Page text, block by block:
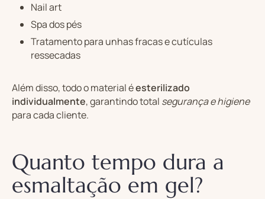
Nail art
Spa dos pés
Tratamento para unhas fracas e cutículas
ressecadas
Além disso, todo o material éesterilizado
individualmente, garantindo total segurança e higiene
para cada cliente.
Quanto tempo dura a
esmaltação em gel?